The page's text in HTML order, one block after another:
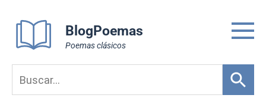
content
BlogPoemas
Poemas clásicos